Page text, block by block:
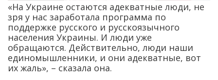
«На Украине остаются адекватные люди, не
зря у нас заработала программа по
поддержке русского и русскоязычного
населения Украины. И люди уже
обращаются. Действительно, люди наши
единомышленники, и они адекватные, вот
их жаль», – сказала она.